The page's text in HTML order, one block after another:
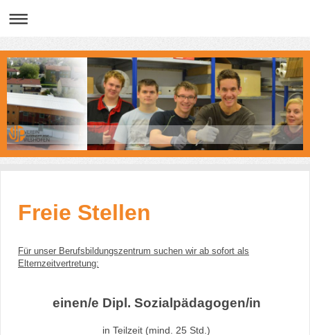
Freie Stellen
Für unser Berufsbildungszentrum suchen wir ab sofort als
Elternzeitvertretung:
einen/e Dipl. Sozialpädagogen/in
in Teilzeit (mind. 25 Std.)